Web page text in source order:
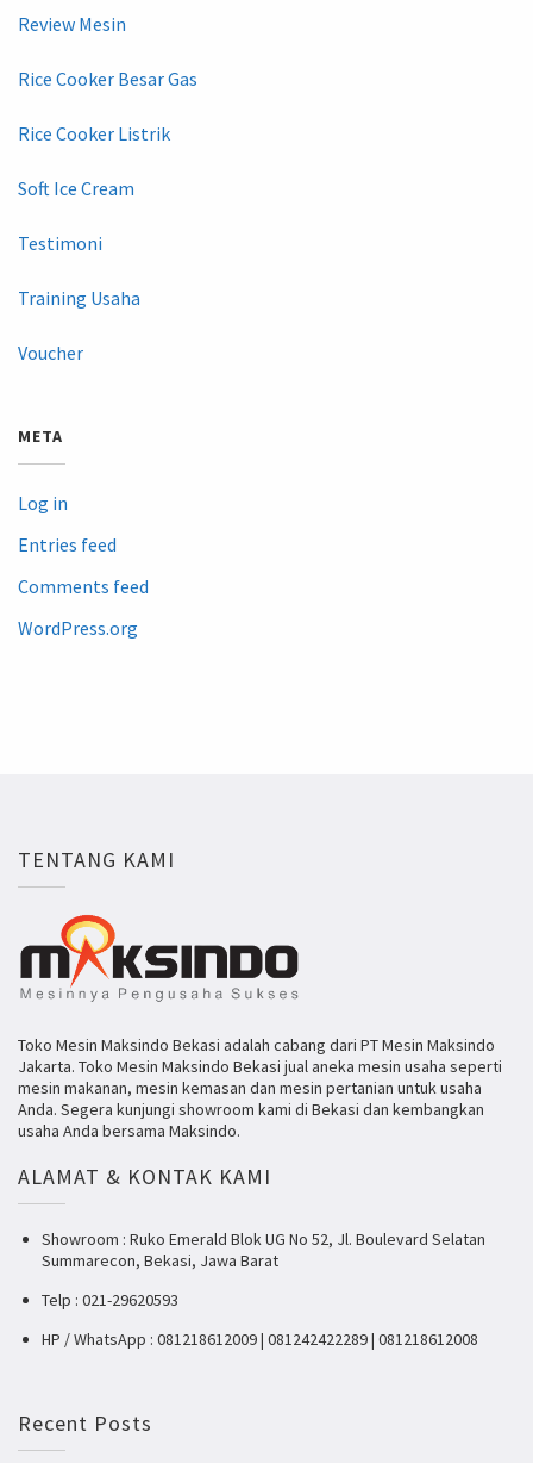
Review Mesin
Rice Cooker Besar Gas
Rice Cooker Listrik
Soft Ice Cream
Testimoni
Training Usaha
Voucher
META
Log in
Entries feed
Comments feed
WordPress.org
TENTANG KAMI
Toko Mesin Maksindo Bekasi adalah cabang dari PT Mesin Maksindo
Jakarta. Toko Mesin Maksindo Bekasi jual aneka mesin usaha seperti
mesin makanan, mesin kemasan dan mesin pertanian untuk usaha
Anda. Segera kunjungi showroom kami di Bekasi dan kembangkan
usaha Anda bersama Maksindo.
ALAMAT & KONTAK KAMI
Showroom : Ruko Emerald Blok UG No 52, Jl. Boulevard Selatan
Summarecon, Bekasi, Jawa Barat
Telp : 021-29620593
HP / WhatsApp : 081218612009 | 081242422289 | 081218612008
Recent Posts